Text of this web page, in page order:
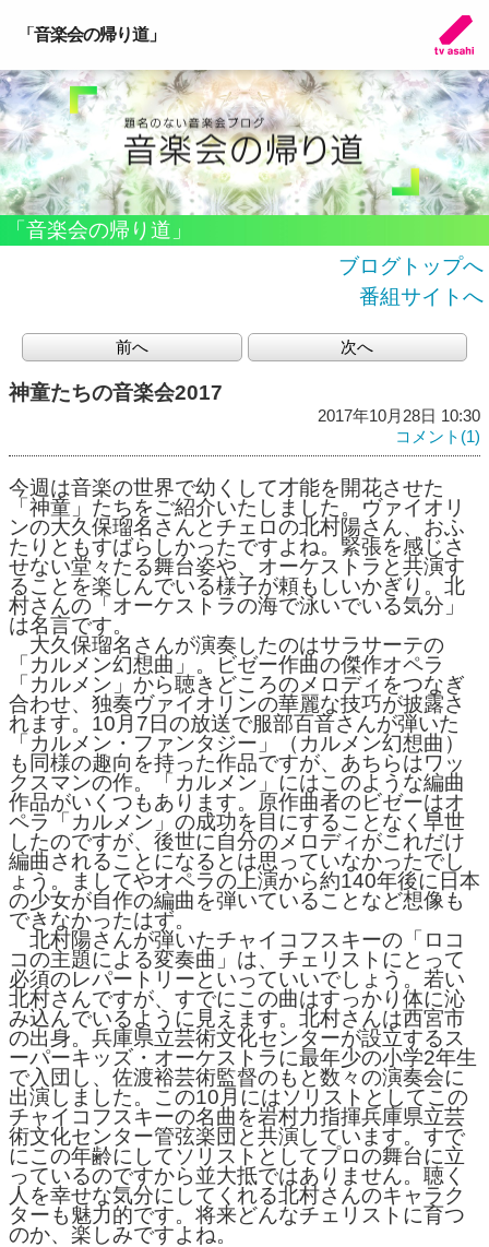
「音楽会の帰り道」
「音楽会の帰り道」
ブログトップへ
番組サイトへ
前へ 次へ
神童たちの音楽会2017
2017年10月28日 10:30
コメント(1)
今週は音楽の世界で幼くして才能を開花させた
「神童」たちをご紹介いたしました。ヴァイオリ
ンの大久保瑠名さんとチェロの北村陽さん、おふ
たりともすばらしかったですよね。緊張を感じさ
せない堂々たる舞台姿や、オーケストラと共演す
ることを楽しんでいる様子が頼もしいかぎり。北
村さんの「オーケストラの海で泳いでいる気分」
は名言です。
大久保瑠名さんが演奏したのはサラサーテの
「カルメン幻想曲」。ビゼー作曲の傑作オペラ
「カルメン」から聴きどころのメロディをつなぎ
合わせ、独奏ヴァイオリンの華麗な技巧が披露さ
れます。10月7日の放送で服部百音さんが弾いた
「カルメン・ファンタジー」（カルメン幻想曲）
も同様の趣向を持った作品ですが、あちらはワッ
クスマンの作。「カルメン」にはこのような編曲
作品がいくつもあります。原作曲者のビゼーはオ
ペラ「カルメン」の成功を目にすることなく早世
したのですが、後世に自分のメロディがこれだけ
編曲されることになるとは思っていなかったでし
ょう。ましてやオペラの上演から約140年後に日本
の少女が自作の編曲を弾いていることなど想像も
できなかったはず。
北村陽さんが弾いたチャイコフスキーの「ロコ
コの主題による変奏曲」は、チェリストにとって
必須のレパートリーといっていいでしょう。若い
北村さんですが、すでにこの曲はすっかり体に沁
み込んでいるように見えます。北村さんは西宮市
の出身。兵庫県立芸術文化センターが設立するス
ーパーキッズ・オーケストラに最年少の小学2年生
で入団し、佐渡裕芸術監督のもと数々の演奏会に
出演しました。この10月にはソリストとしてこの
チャイコフスキーの名曲を岩村力指揮兵庫県立芸
術文化センター管弦楽団と共演しています。すで
にこの年齢にしてソリストとしてプロの舞台に立
っているのですから並大抵ではありません。聴く
人を幸せな気分にしてくれる北村さんのキャラク
ターも魅力的です。将来どんなチェリストに育つ
のか、楽しみですよね。